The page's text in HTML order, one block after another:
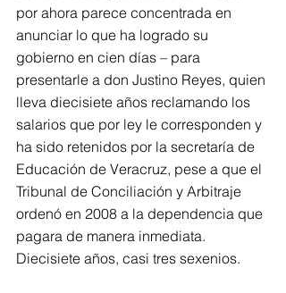
por ahora parece concentrada en
anunciar lo que ha logrado su
gobierno en cien días – para
presentarle a don Justino Reyes, quien
lleva diecisiete años reclamando los
salarios que por ley le corresponden y
ha sido retenidos por la secretaría de
Educación de Veracruz, pese a que el
Tribunal de Conciliación y Arbitraje
ordenó en 2008 a la dependencia que
pagara de manera inmediata.
Diecisiete años, casi tres sexenios.